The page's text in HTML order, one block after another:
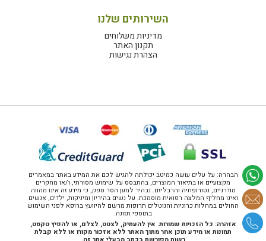
השירותים שלנו
מדיניות משלוחים
תקנון האתר
הצהרת נגישות
הבהרה: על עלים עושה כמיטב יכולתה להגיש לכם את המידע באתר במאמרים
מקצועיים או בתיאור המוצרים, בהתבסס על שימוש מסורתי, ו/או מחקרים
מודרניים, נטורופתיה והרבליזם. נבהיר למען הסר ספק, כי מידע זה אינו מהווה
ואינו מחליף המלצה רפואית מוסמכת. על נשים בהיריון ומיניקות, ילדים, אנשים
החולים במחלות כרוניות והנוטלים תרופות מרשם להיוועץ ברופא לפני השימוש
בתוספי תזונה.
אזהרה: כל הזכויות שמורות. אין להעתיק, לצטט, לצלם, או להפיץ טקסט,
תמונות או מידע תוכן אחר מתוך האתר ללא אזכור מקורו או ללא קבלת